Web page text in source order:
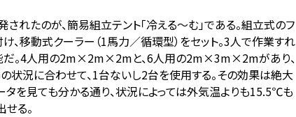
れたのが、簡易組立テント「冷える～む」である。組立式のフ
、移動式クーラー（1馬力／循環型）をセット。3人で作業すれ
だ。4人用の2m×2m×2mと、6人用の2m×3m×2mがあり、
状況に合わせて、1台ないし2台を使用する。その効果は絶大
タを見ても分かる通り、状況によっては外気温よりも15.5℃も
る。